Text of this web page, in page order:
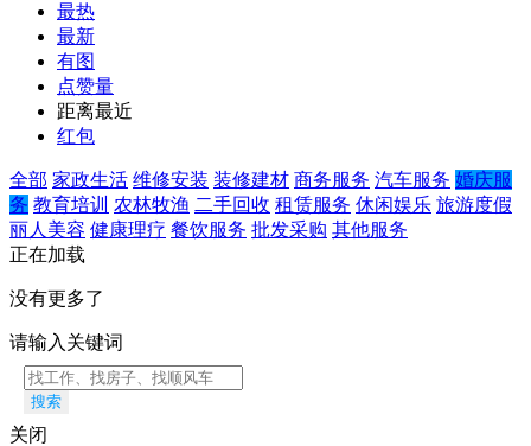
最热
最新
有图
点赞量
距离最近
红包
全部 家政生活 维修安装 装修建材 商务服务 汽车服务 婚庆服
务 教育培训 农林牧渔 二手回收 租赁服务 休闲娱乐 旅游度假
丽人美容 健康理疗 餐饮服务 批发采购 其他服务
正在加载
没有更多了
请输入关键词
搜索
关闭